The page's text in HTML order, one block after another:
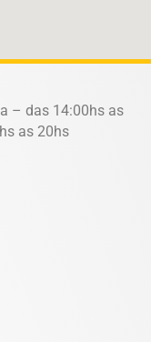
– das 14:00hs as
as 20hs